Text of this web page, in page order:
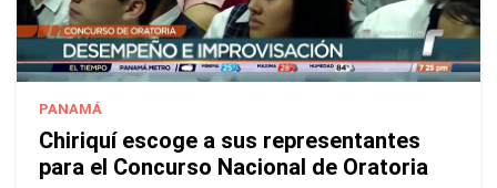
PANAMÁ
Chiriquí escoge a sus representantes
para el Concurso Nacional de Oratoria